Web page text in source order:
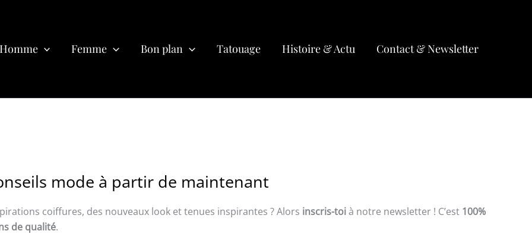
Homme Femme Bon plan Tatouage Histoire & Actu Contact & Newsletter
mode à partir de maintenant
coiffures, des nouveaux look et tenues inspirantes ? Alors inscris-toià notre newsletter ! C’est 100%
de qualité.